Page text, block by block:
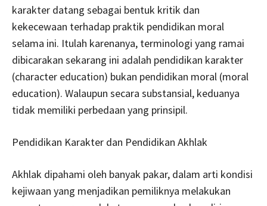
karakter datang sebagai bentuk kritik dan
kekecewaan terhadap praktik pendidikan moral
selama ini. Itulah karenanya, terminologi yang ramai
dibicarakan sekarang ini adalah pendidikan karakter
(character education) bukan pendidikan moral (moral
education). Walaupun secara substansial, keduanya
tidak memiliki perbedaan yang prinsipil.
Pendidikan Karakter dan Pendidikan Akhlak
Akhlak dipahami oleh banyak pakar, dalam arti kondisi
kejiwaan yang menjadikan pemiliknya melakukan